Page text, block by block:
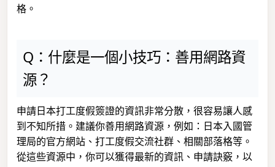
格。
Q：什麼是一個小技巧：善用網路資
源？
申請日本打工度假簽證的資訊非常分散，很容易讓人感
到不知所措。建議你善用網路資源，例如：日本入國管
理局的官方網站、打工度假交流社群、相關部落格等。
從這些資源中，你可以獲得最新的資訊、申請訣竅，以